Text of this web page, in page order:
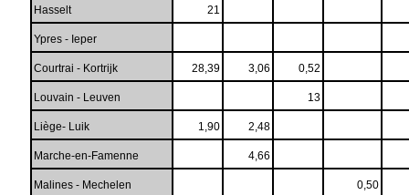
Hasselt 21
Ypres - Ieper
Courtrai - Kortrijk 28,39 3,06 0,52
Louvain - Leuven 13
Liège- Luik 1,90 2,48
Marche-en-Famenne 4,66
Malines - Mechelen 0,50